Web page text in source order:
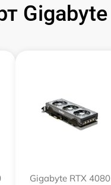
Gigabyte
Gigabyte RTX 4080